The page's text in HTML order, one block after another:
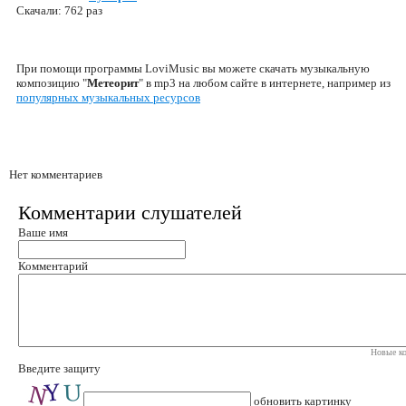
Скачали: 762 раз
При помощи программы LoviMusic вы можете скачать музыкальную
композицию "Метеорит" в mp3 на любом сайте в интернете, например из
популярных музыкальных ресурсов
Нет комментариев
Комментарии слушателей
Ваше имя
Комментарий
Новые
Введите защиту
обновить картинку